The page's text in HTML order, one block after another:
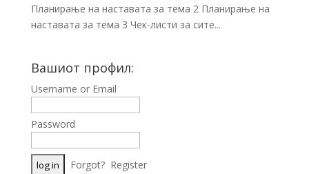
Планирање на наставата за тема 2 Планирање на
наставата за тема 3 Чек-листи за сите...
Вашиот профил:
Username or Email
Password
Forgot? Register